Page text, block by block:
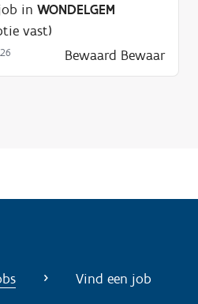
i
in WONDELGEM
vast)
Bewaard Bewaar
Vind een job